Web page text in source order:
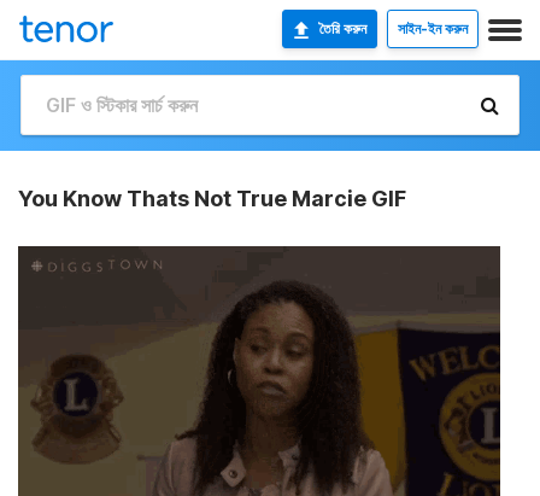
তৈরি করুন সাইন-ইন করুন
You Know Thats Not True Marcie GIF